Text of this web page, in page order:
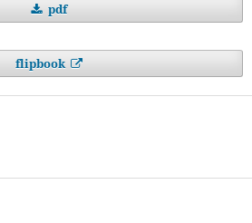
pdf
flipbook